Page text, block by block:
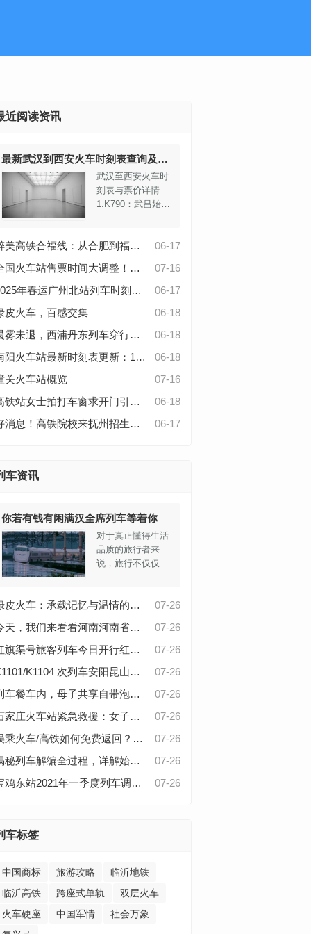
近阅读资讯
最新武汉到西安火车时刻表查询及票价一览
武汉至西安火车时
刻表与票价详情
1.K790：武昌始
约14小时41分钟。
元至249元。
2.K82：同样从武
到达西安，运行时
间约13小时。二等
座价格相同，为
234元至249元。
南宁，途径武汉，
终点西安，全程需
二等座票价与前两
06-17
醉美高铁合福线：从合肥到福州的惊艳旅程
07-16
全国火车站售票时间大调整！抢票闹钟赶紧更新！
06-17
2025年春运广州北站列车时刻表调整：新增临时班次及高铁服务
06-18
皮火车，百感交集
06-18
晨雾未退，西浦丹东列车穿行友谊桥
06-18
南阳火车站最新时刻表更新：1月新增12趟列车，春运临时车次预告
07-16
关火车站概览
06-18
高铁站女士拍打车窗求开门引争议：理解与规则何者优先？
06-17
好消息！高铁院校来抚州招生啦！铁路定向培养，入学=就业！名额有限！
车资讯
你若有钱有闲满汉全席列车等着你
对于真正懂得生活
品质的旅行者来
说，旅行不仅仅是
是一段充满期待与
你既有充裕的财
富，又有闲暇的时
列车”绝对值得你亲
自体验。这趟列车
专为追求极致享受
的旅客打造，它不
运输工具，更是一
座移动的豪华餐
河流，让你在欣赏
了当下旅行界的新
07-26
绿皮火车：承载记忆与温情的老式旅行魅力
07-26
今天，我们来看看河南河南省安阳安阳市的以市命名的客运火车站！
07-26
红旗渠号旅客列车今日开行红旗渠站客运开通运营结束林州地区不通铁路旅客列车
07-26
K1101/K1104 次列车安阳昆山运行时刻与全程详细解析
07-26
列车餐车内，母子共享自带泡面，遭乘务员关注
07-26
石家庄火车站紧急救援：女子高铁回石途中过敏呼吸困难，及时送医平安出院
07-26
误乘火车/高铁如何免费返回？了解铁路旅客运输办理细则中的处理办法
07-26
揭秘列车解编全过程，详解始发列车解编的操作流程
07-26
宝鸡东站2021年一季度列车调整情况
车标签
中国商标 旅游攻略
临沂地铁
临沂高铁
跨座式单轨
双层火车
火车硬座
中国军情
社会万象